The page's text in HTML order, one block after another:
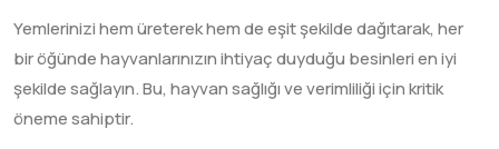
Yemlerinizi hem üreterek hem de eşit şekilde dağıtarak, her
bir öğünde hayvanlarınızın ihtiyaç duyduğu besinleri en iyi
şekilde sağlayın. Bu, hayvan sağlığı ve verimliliği için kritik
öneme sahiptir.